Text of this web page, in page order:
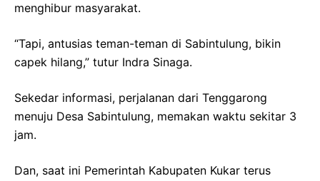
menghibur masyarakat.
“Tapi, antusias teman-teman di Sabintulung, bikin
capek hilang,” tutur Indra Sinaga.
Sekedar informasi, perjalanan dari Tenggarong
menuju Desa Sabintulung, memakan waktu sekitar 3
jam.
Dan, saat ini Pemerintah Kabupaten Kukar terus